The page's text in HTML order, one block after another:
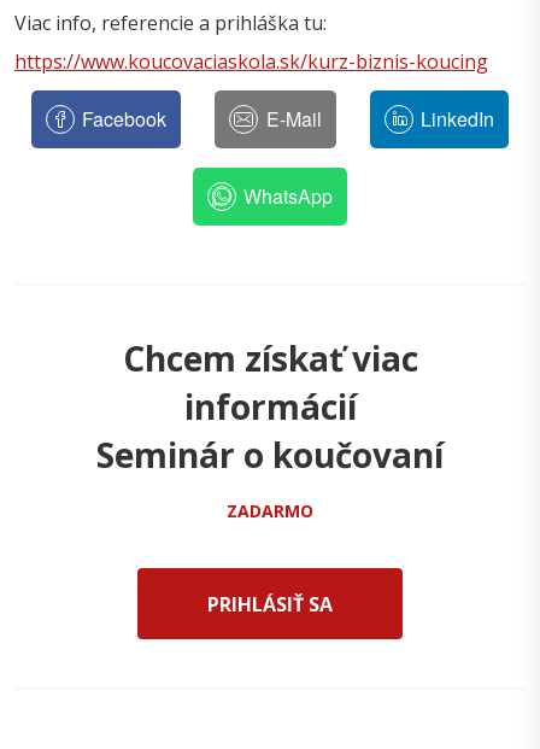
Viac info, referencie a prihláška tu:
https://www.koucovaciaskola.sk/kurz-biznis-koucing
Facebook E-Mail LinkedIn
WhatsApp
Chcem získať viac
informácií
Seminár o koučovaní
ZADARMO
PRIHLÁSIŤ SA